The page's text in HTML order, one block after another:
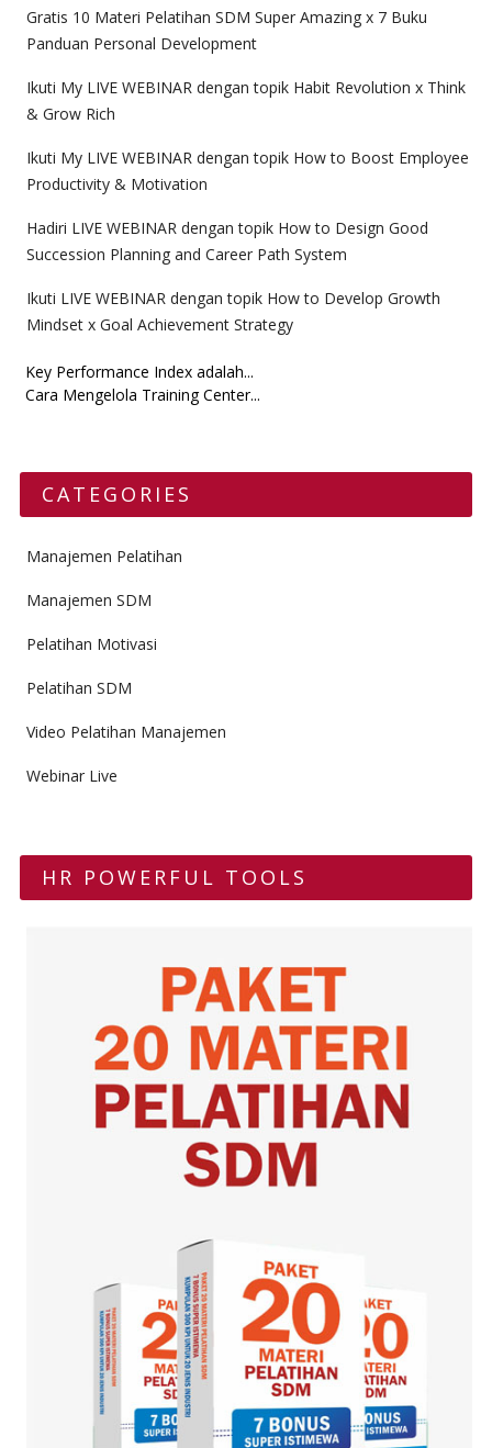
Gratis 10 Materi Pelatihan SDM Super Amazing x 7 Buku
Panduan Personal Development
Ikuti My LIVE WEBINAR dengan topik Habit Revolution x Think
& Grow Rich
Ikuti My LIVE WEBINAR dengan topik How to Boost Employee
Productivity & Motivation
Hadiri LIVE WEBINAR dengan topik How to Design Good
Succession Planning and Career Path System
Ikuti LIVE WEBINAR dengan topik How to Develop Growth
Mindset x Goal Achievement Strategy
Key Performance Index adalah...
Cara Mengelola Training Center...
CATEGORIES
Manajemen Pelatihan
Manajemen SDM
Pelatihan Motivasi
Pelatihan SDM
Video Pelatihan Manajemen
Webinar Live
HR POWERFUL TOOLS